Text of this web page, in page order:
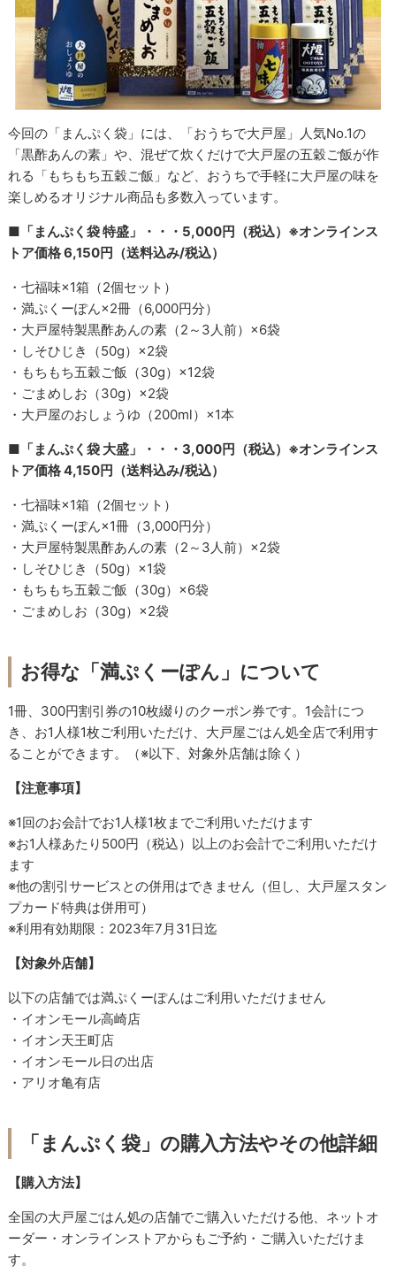
今回の「まんぷく袋」には、「おうちで大戸屋」人気No.1の
「黒酢あんの素」や、混ぜて炊くだけで大戸屋の五穀ご飯が作
れる「もちもち五穀ご飯」など、おうちで手軽に大戸屋の味を
楽しめるオリジナル商品も多数入っています。
■「まんぷく袋 特盛」・・・5,000円（税込）※オンラインス
トア価格 6,150円（送料込み/税込）
・七福味×1箱（2個セット）
・満ぷくーぽん×2冊（6,000円分）
・大戸屋特製黒酢あんの素（2～3人前）×6袋
・しそひじき（50g）×2袋
・もちもち五穀ご飯（30g）×12袋
・ごまめしお（30g）×2袋
・大戸屋のおしょうゆ（200ml）×1本
■「まんぷく袋 大盛」・・・3,000円（税込）※オンラインス
トア価格 4,150円（送料込み/税込）
・七福味×1箱（2個セット）
・満ぷくーぽん×1冊（3,000円分）
・大戸屋特製黒酢あんの素（2～3人前）×2袋
・しそひじき（50g）×1袋
・もちもち五穀ご飯（30g）×6袋
・ごまめしお（30g）×2袋
お得な「満ぷくーぽん」について
1冊、300円割引券の10枚綴りのクーポン券です。1会計につ
き、お1人様1枚ご利用いただけ、大戸屋ごはん処全店で利用す
ることができます。（※以下、対象外店舗は除く）
【注意事項】
※1回のお会計でお1人様1枚までご利用いただけます
※お1人様あたり500円（税込）以上のお会計でご利用いただけ
ます
※他の割引サービスとの併用はできません（但し、大戸屋スタン
プカード特典は併用可）
※利用有効期限：2023年7月31日迄
【対象外店舗】
以下の店舗では満ぷくーぽんはご利用いただけません
・イオンモール高崎店
・イオン天王町店
・イオンモール日の出店
・アリオ亀有店
「まんぷく袋」の購入方法やその他詳細
【購入方法】
全国の大戸屋ごはん処の店舗でご購入いただける他、ネットオ
ーダー・オンラインストアからもご予約・ご購入いただけま
す。